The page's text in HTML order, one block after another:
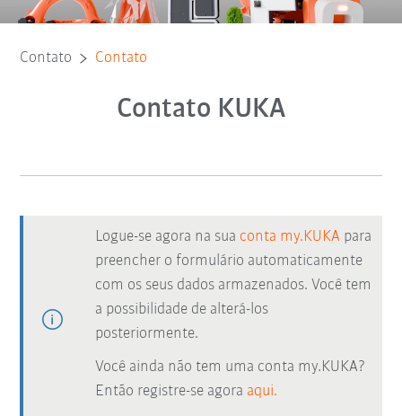
Contato Contato
Contato KUKA
Logue-se agora na sua conta my.KUKA para
preencher o formulário automaticamente
com os seus dados armazenados. Você tem
a possibilidade de alterá-los
posteriormente.
Você ainda não tem uma conta my.KUKA?
Então registre-se agora aqui.